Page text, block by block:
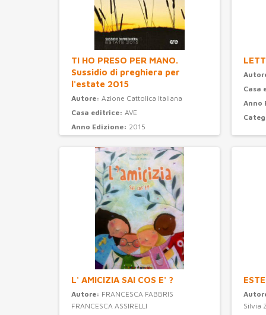
TI HO PRESO PER MANO.
Sussidio di preghiera per
l'estate 2015
Autore: Azione Cattolica Italiana
Casa editrice: AVE
Anno Edizione: 2015
Casa
Anno
L' AMICIZIA SAI COS E' ?
Autore: FRANCESCA FABBRIS
FRANCESCA ASSIRELLI
Silvia